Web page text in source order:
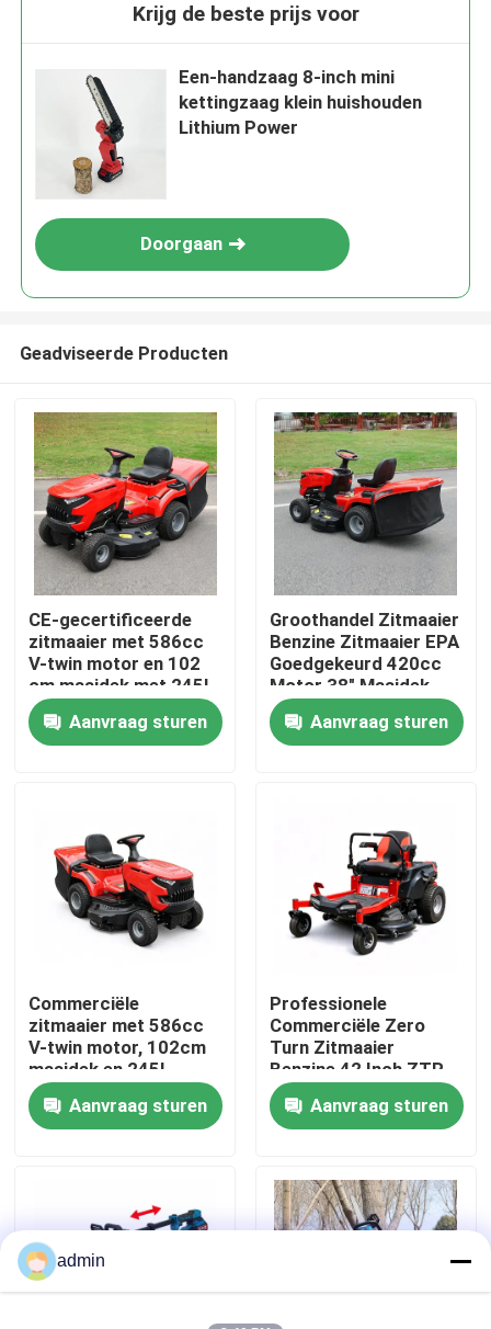
Thuis
Video's
Over ons
Neem contact met ons op
Vraag een offerte
Handbediend Mini Chainsaw
Krijg de beste prijs voor
Een-handzaag 8-inch mini
kettingzaag klein huishouden
Lithium Power
Doorgaan
Geadviseerde Producten
CE-gecertificeerde
zitmaaier met 586cc
V-twin motor en 102
cm maaidek met 245L
grasopvangbak
Aanvraag sturen
Groothandel Zitmaaier
Benzine Zitmaaier EPA
Goedgekeurd 420cc
Motor 38" Maaidek
Grasmaaier Tractor
OEM Ondersteuning
Aanvraag sturen
Commerciële
zitmaaier met 586cc
V-twin motor, 102cm
maaidek en 245L
grasopvangzak
Aanvraag sturen
Professionele
Commerciële Zero
Turn Zitmaaier
Benzine 42 Inch ZTR
Maaier
Aanvraag sturen
admin